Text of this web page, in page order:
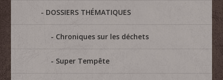
DOSSIERS THÉMATIQUES
Chroniques sur les déchets
Super Tempête